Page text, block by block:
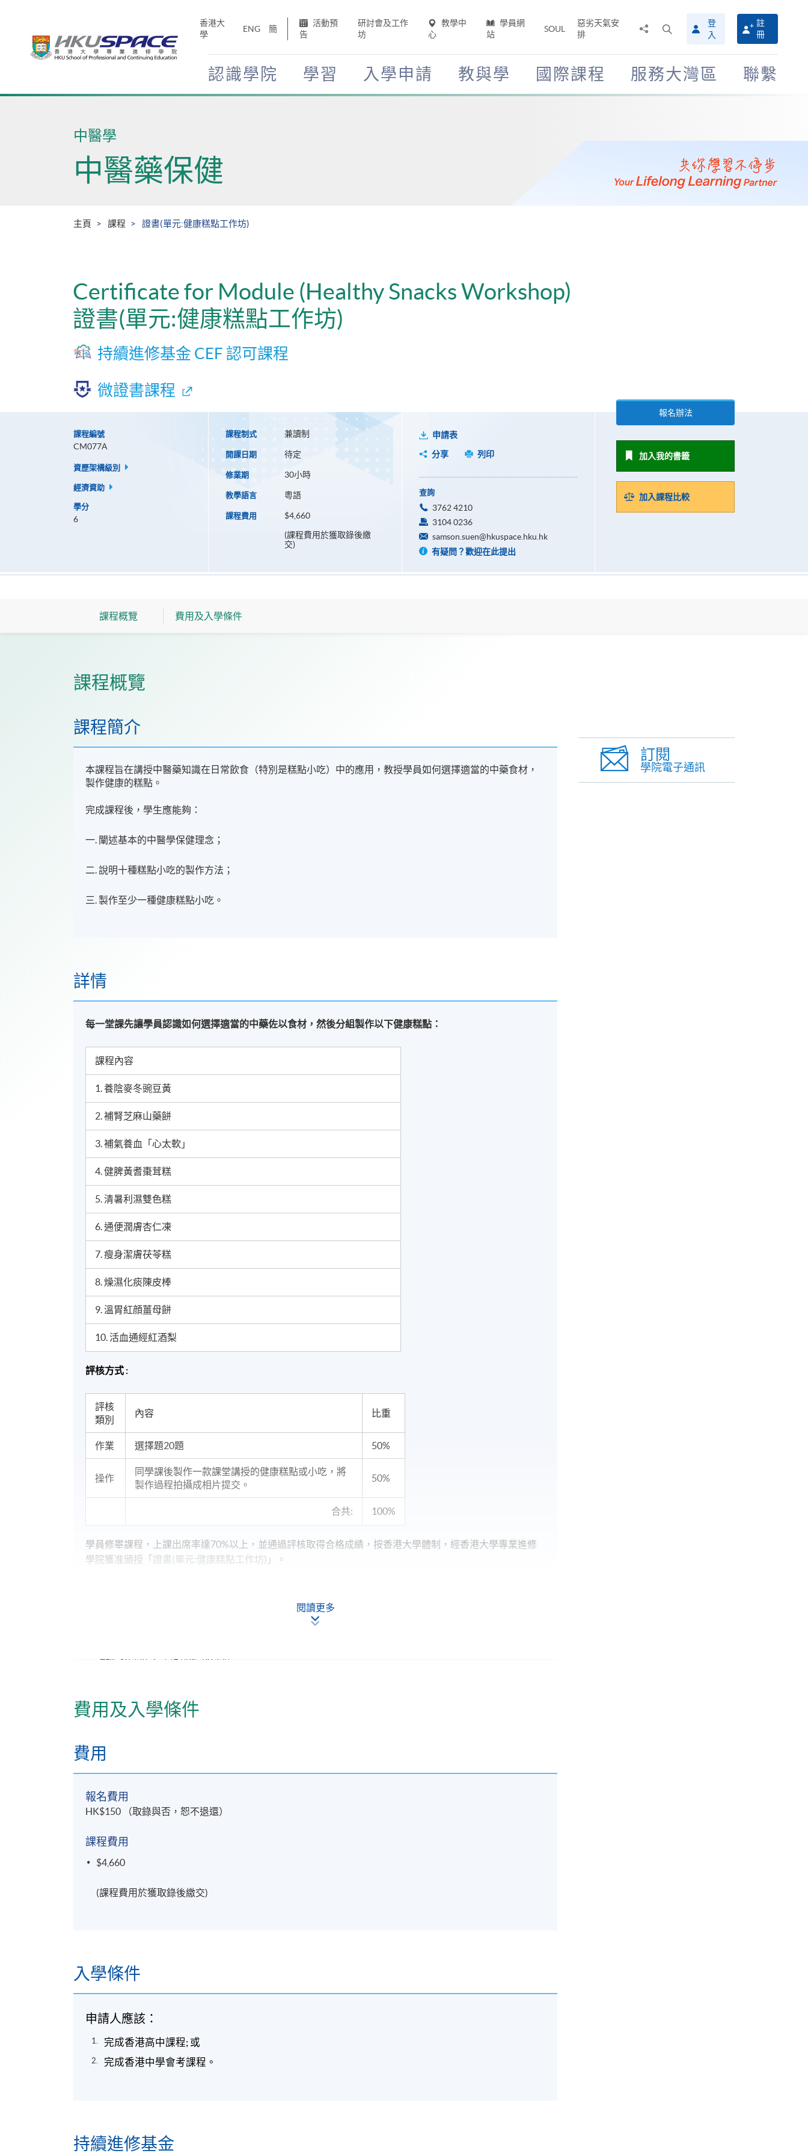
香港大
學
ENG 簡
活動預
告
研討會及工作
坊
教學中
心
學員網
站
SOUL
惡劣天氣安
排
搜
尋
介
面
登
入
註
冊
認識學院 學習 入學申請 教與學 國際課程 服務大灣區 聯繫
Main
中醫學
中醫藥保健
主頁 課程 證書(單元:健康糕點工作坊)
Certificate for Module (Healthy Snacks Workshop)
證書(單元:健康糕點工作坊)
持續進修基金 CEF 認可課程
微證書課程
課程編號
CM077A
資歷架構級別
經濟資助
學分
6
課程制式 兼讀制
開課日期 待定
修業期 30小時
教學語言 粵語
課程費用
$4,660
(課程費用於獲取錄後繳
交)
申請表
分享
列印
查詢
3762 4210
3104 0236
samson.suen@hkuspace.hku.hk
有疑問？歡迎在此提出
報名辦法
加入我的書籤
加入課程比較
課程概覽 費用及入學條件
課程概覽
課程簡介
本課程旨在講授中醫藥知識在日常飲食（特別是糕點小吃）中的應用，教授學員如何選擇適當的中藥食材，
製作健康的糕點。
完成課程後，學生應能夠：
一. 闡述基本的中醫學保健理念；
二. 說明十種糕點小吃的製作方法；
三. 製作至少一種健康糕點小吃。
詳情
每一堂課先讓學員認識如何選擇適當的中藥佐以食材，然後分組製作以下健康糕點：
課程內容
1. 養陰麥冬豌豆黃
2. 補腎芝麻山藥餅
3. 補氣養血「心太軟」
4. 健脾黃耆棗茸糕
5. 清暑利濕雙色糕
6. 通便潤膚杏仁凍
7. 瘦身潔膚茯苓糕
8. 燥濕化痰陳皮棒
9. 溫胃紅顔薑母餅
10. 活血通經紅酒梨
評核方式 :
評核
類別
內容 比重
作業 選擇題20題 50%
操作
同學課後製作一款課堂講授的健康糕點或小吃，將
製作過程拍攝成相片提交。
50%
合共: 100%
學員修畢課程，上課出席率達70%以上，並通過評核取得合格成績，按香港大學體制，經香港大學專業進修
學院獲准頒授「 證書(單元:健康糕點工作坊) 」。
講授: 10小時；活動製作: 20小時
九龍東分校
閱讀更多
費用及入學條件
費用
報名費用
HK$150 （取錄與否，恕不退還）
課程費用
$4,660
(課程費用於獲取錄後繳交)
入學條件
申請人應該：
完成香港高中課程; 或
完成香港中學會考課程。
持續進修基金
訂閱
學院電子通訊